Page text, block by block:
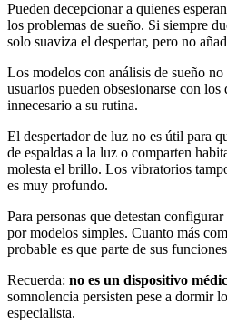
Pueden decepcionar a quienes
los problemas de sueño. Si siempre
solo suaviza el despertar, pero no
Los modelos con análisis de sueño
usuarios pueden obsesionarse con los
innecesario a su rutina.
El despertador de luz no es útil para
de espaldas a la luz o comparten
molesta el brillo. Los vibratorios
es muy profundo.
Para personas que detestan
por modelos simples. Cuanto más
probable es que parte de sus
Recuerda: no es un dispositivo
somnolencia persisten pese a dormir
especialista.